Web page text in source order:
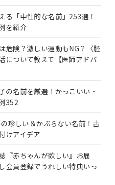
る「中性的な名前」253選！
を紹介
危険？激しい運動もNG？〈胚
について教えて【医師アドバ
の名前を厳選！かっこいい・
352
の珍しい＆かぶらない名前！古
けアイデア
『赤ちゃんが欲しい』お届
会員登録でうれしい特典いっ